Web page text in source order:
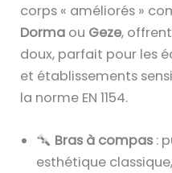
corps « améliorés »
Dorma ou Geze,
doux, parfait pour les
et établissements
la norme EN 1154.
Bras à compas:
esthétique